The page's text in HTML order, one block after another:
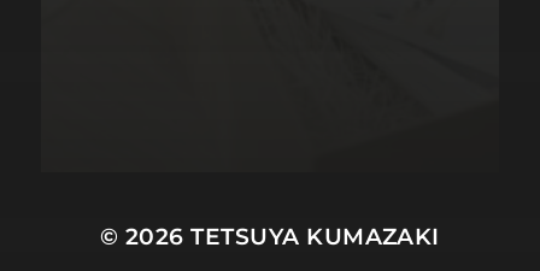
© 2026TETSUYA KUMAZAKI